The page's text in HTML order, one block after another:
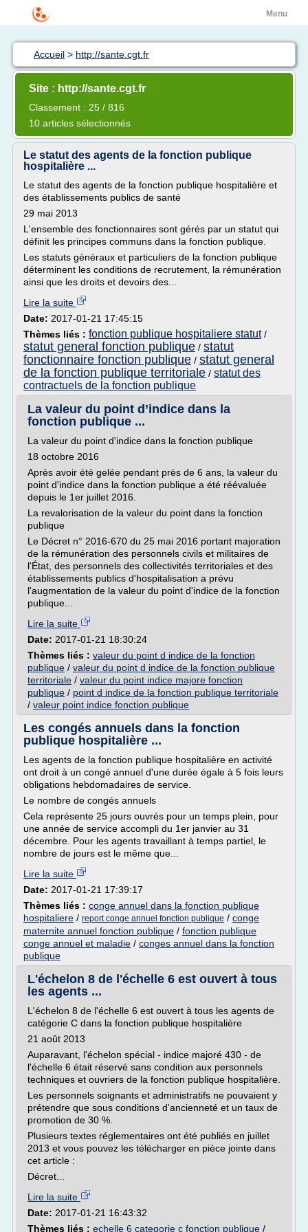
Menu
Accueil > http://sante.cgt.fr
Site : http://sante.cgt.fr
Classement : 25 / 816
10 articles sélectionnés
Le statut des agents de la fonction publique
hospitalière ...
Le statut des agents de la fonction publique hospitalière et
des établissements publics de santé
29 mai 2013
L'ensemble des fonctionnaires sont gérés par un statut qui
définit les principes communs dans la fonction publique.
Les statuts généraux et particuliers de la fonction publique
déterminent les conditions de recrutement, la rémunération
ainsi que les droits et devoirs des...
Lire la suite
Date: 2017-01-21 17:45:15
Thèmes liés : fonction publique hospitaliere statut/
statut general fonction publique / statut
fonctionnaire fonction publique / statut general
de la fonction publique territoriale / statut des
contractuels de la fonction publique
La valeur du point d’indice dans la
fonction publique ...
La valeur du point d'indice dans la fonction publique
18 octobre 2016
Après avoir été gelée pendant près de 6 ans, la valeur du
point d'indice dans la fonction publique a été réévaluée
depuis le 1er juillet 2016.
La revalorisation de la valeur du point dans la fonction
publique
Le Décret n° 2016-670 du 25 mai 2016 portant majoration
de la rémunération des personnels civils et militaires de
l'État, des personnels des collectivités territoriales et des
établissements publics d'hospitalisation a prévu
l'augmentation de la valeur du point d'indice de la fonction
publique...
Lire la suite
Date: 2017-01-21 18:30:24
Thèmes liés : valeur du point d indice de la fonction
publique / valeur du point d indice de la fonction publique
territoriale / valeur du point indice majore fonction
publique / point d indice de la fonction publique territoriale
/ valeur point indice fonction publique
Les congés annuels dans la fonction
publique hospitalière ...
Les agents de la fonction publique hospitalière en activité
ont droit à un congé annuel d'une durée égale à 5 fois leurs
obligations hebdomadaires de service.
Le nombre de congés annuels
Cela représente 25 jours ouvrés pour un temps plein, pour
une année de service accompli du 1er janvier au 31
décembre. Pour les agents travaillant à temps partiel, le
nombre de jours est le même que...
Lire la suite
Date: 2017-01-21 17:39:17
Thèmes liés : conge annuel dans la fonction publique
hospitaliere / report conge annuel fonction publique / conge
maternite annuel fonction publique / fonction publique
conge annuel et maladie / conges annuel dans la fonction
publique
L'échelon 8 de l'échelle 6 est ouvert à tous
les agents ...
L'échelon 8 de l'échelle 6 est ouvert à tous les agents de
catégorie C dans la fonction publique hospitalière
21 août 2013
Auparavant, l'échelon spécial - indice majoré 430 - de
l'échelle 6 était réservé sans condition aux personnels
techniques et ouvriers de la fonction publique hospitalière.
Les personnels soignants et administratifs ne pouvaient y
prétendre que sous conditions d'ancienneté et un taux de
promotion de 30 %.
Plusieurs textes réglementaires ont été publiés en juillet
2013 et vous pouvez les télécharger en pièce jointe dans
cet article :
Décret...
Lire la suite
Date: 2017-01-21 16:43:32
Thèmes liés : echelle 6 categorie c fonction publique /